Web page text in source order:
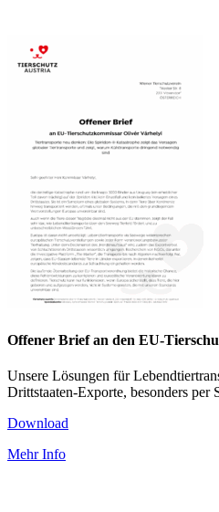
Offener Brief an den EU-
Unsere Lösungen für
Drittstaaten-Exporte, besonders per
Download
Mehr Info